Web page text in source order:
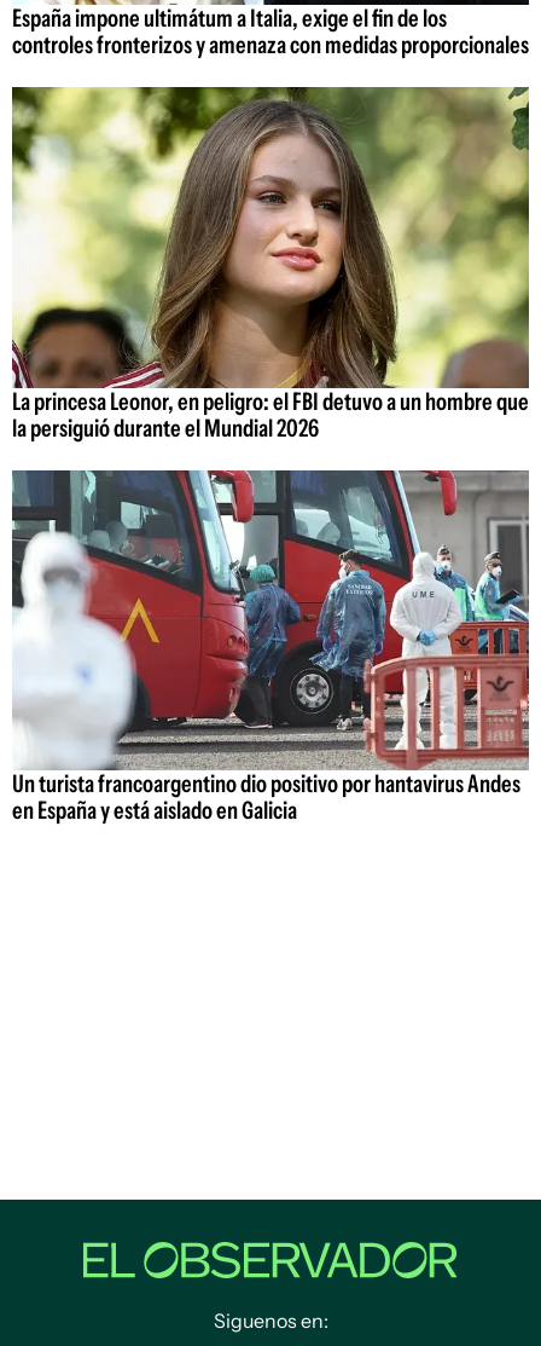
España impone ultimátum a Italia, exige el fin de los
controles fronterizos y amenaza con medidas proporcionales
La princesa Leonor, en peligro: el FBI detuvo a un hombre que
la persiguió durante el Mundial 2026
Un turista francoargentino dio positivo por hantavirus Andes
en España y está aislado en Galicia
Siguenos en: